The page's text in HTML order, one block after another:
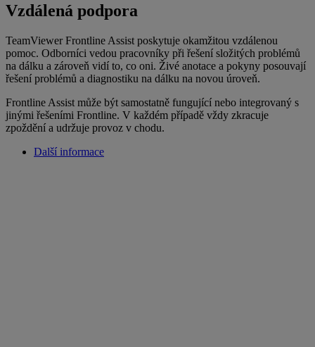
Vzdálená podpora
TeamViewer Frontline Assist poskytuje okamžitou vzdálenou
pomoc. Odborníci vedou pracovníky při řešení složitých problémů
na dálku a zároveň vidí to, co oni. Živé anotace a pokyny posouvají
řešení problémů a diagnostiku na dálku na novou úroveň.
Frontline Assist může být samostatně fungující nebo integrovaný s
jinými řešeními Frontline. V každém případě vždy zkracuje
zpoždění a udržuje provoz v chodu.
Další informace